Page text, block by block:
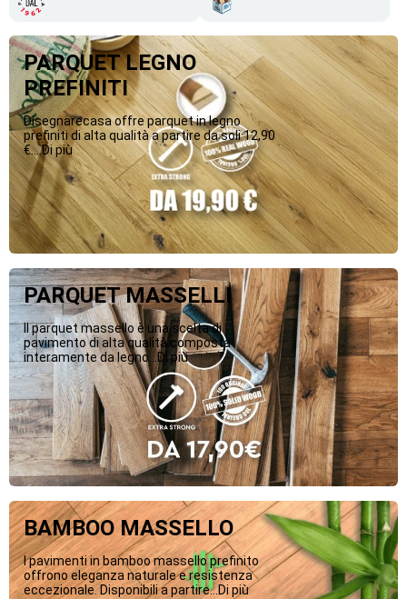
PARQUET LEGNO
PREFINITI
Disegnarecasa offre parquet in legno
prefiniti di alta qualità a partire da soli 12,90
€....Di più
PARQUET MASSELLI
Il parquet massello è una scelta di
pavimento di alta qualità composta
interamente da legno...Di più
BAMBOO MASSELLO
I pavimenti in bamboo massello prefinito
offrono eleganza naturale e resistenza
eccezionale. Disponibili a partire...Di più